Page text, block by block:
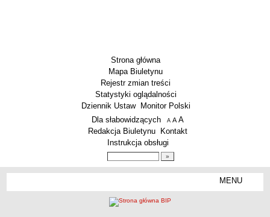
Strona główna
Mapa Biuletynu
Rejestr zmian treści
Statystyki oglądalności
Dziennik Ustaw
Monitor Polski
Menu dodatkowe
Dla słabowidzących A pomniejsz czcionkę
A standardowy rozmiar czcionki
A
Redakcja Biuletynu
Kontakt
Instrukcja obsługi
MENU